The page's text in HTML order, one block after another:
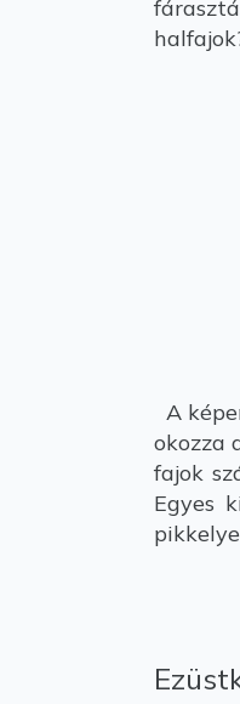
A
okozza
fajok
Egyes